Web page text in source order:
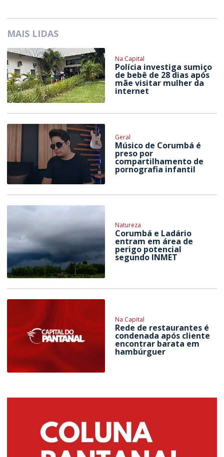
MAIS LIDAS
Na Capital
Polícia investiga sumiço
de bebê de 28 dias após
mãe visitar mulher da
internet
Geral
Músico de Corumbá é
preso por
compartilhamento de
pornografia infantil
Natureza
Corumbá e Ladário
entram em área de
perigo potencial
segundo INMET
Na Capital
Rede de restaurantes é
condenada após cliente
encontrar barata em
hambúrguer